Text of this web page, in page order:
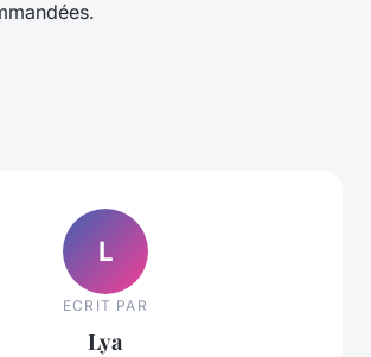
L
ECRIT PAR
Lya